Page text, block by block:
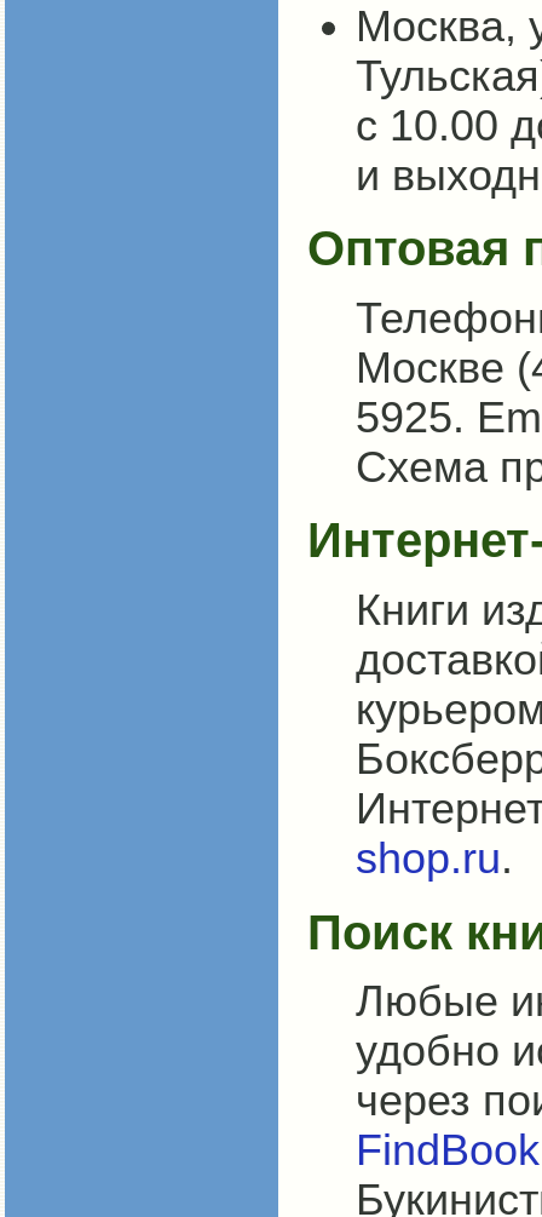
Москва,
с 10.00
и
Оптовая
Москве
5925.
Схема
Книги
shop.ru.
Поиск
Любые
удобно
через